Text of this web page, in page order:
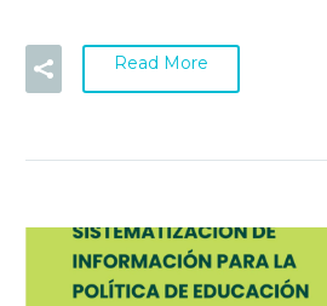
Read More